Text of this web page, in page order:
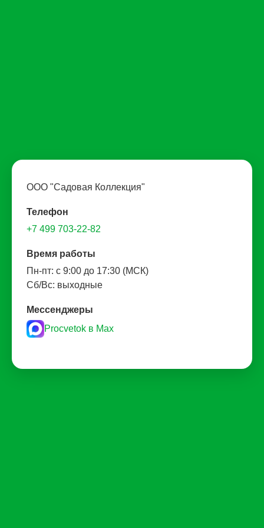
ООО "Садовая Коллекция"
Телефон
+7 499 703-22-82
Время работы
Пн-пт: с 9:00 до 17:30 (МСК)
Сб/Вс: выходные
Мессенджеры
Procvetok в Max